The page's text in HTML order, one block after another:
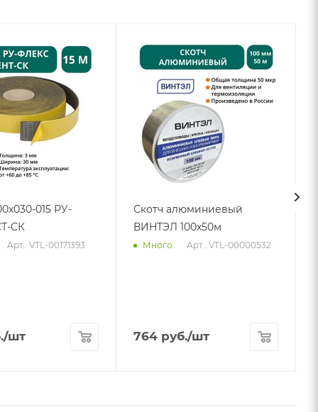
015 РУ-
СК
Арт.: VTL-00171393
/шт
Скотч алюминиевый
ВИНТЭЛ 100х50м
Много Арт.: VTL-00000532
764 руб./шт